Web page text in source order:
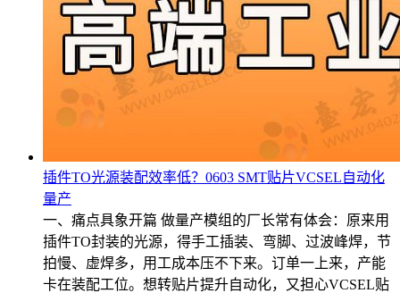
插件TO光源装配效率低？0603 SMT贴片VCSEL自动化
量产
一、痛点具象开篇 做量产模组的厂长常有体会：原来用
插件TO封装的光源，得手工插装、弯脚、过波峰焊，节
拍慢、虚焊多，用工成本压不下来。订单一上来，产能
卡在装配工位。想转贴片提升自动化，又担心VCSEL贴